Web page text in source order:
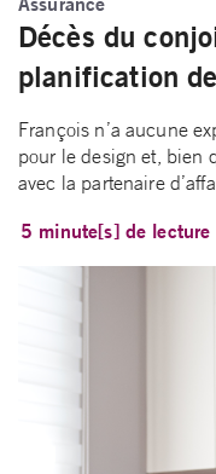
Décès du
planification
François n’a aucune
pour le design et, bien
avec la partenaire
5 minute[s] de lecture